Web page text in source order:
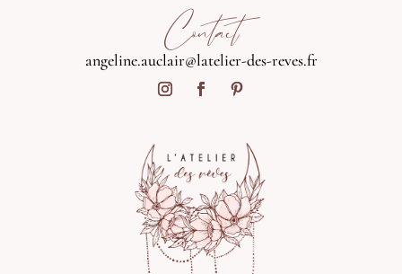
Contact
angeline.auclair@latelier-des-reves.fr